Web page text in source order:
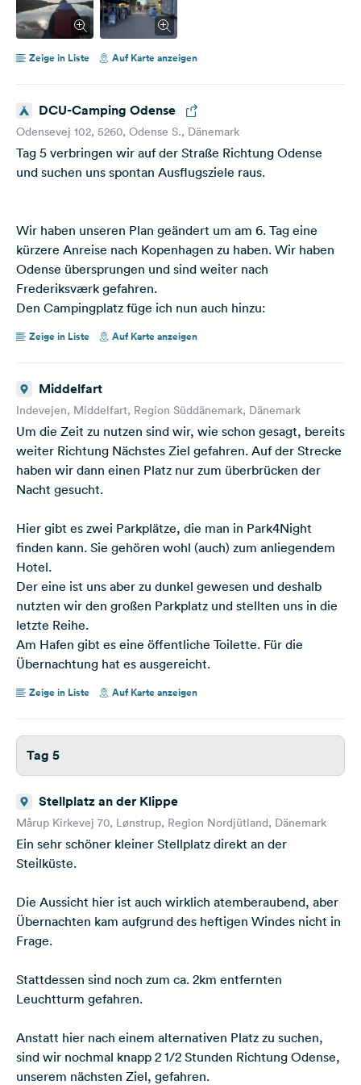
Zeige in Liste Auf Karte anzeigen
DCU-Camping Odense
Odensevej 102, 5260, Odense S., Dänemark
Tag 5 verbringen wir auf der Straße Richtung Odense
und suchen uns spontan Ausflugsziele raus.
Wir haben unseren Plan geändert um am 6. Tag eine
kürzere Anreise nach Kopenhagen zu haben. Wir haben
Odense übersprungen und sind weiter nach
Frederiksværk gefahren.
Den Campingplatz füge ich nun auch hinzu:
Zeige in Liste Auf Karte anzeigen
Middelfart
Indevejen, Middelfart, Region Süddänemark, Dänemark
Um die Zeit zu nutzen sind wir, wie schon gesagt, bereits
weiter Richtung Nächstes Ziel gefahren. Auf der Strecke
haben wir dann einen Platz nur zum überbrücken der
Nacht gesucht.
Hier gibt es zwei Parkplätze, die man in Park4Night
finden kann. Sie gehören wohl (auch) zum anliegendem
Hotel.
Der eine ist uns aber zu dunkel gewesen und deshalb
nutzten wir den großen Parkplatz und stellten uns in die
letzte Reihe.
Am Hafen gibt es eine öffentliche Toilette. Für die
Übernachtung hat es ausgereicht.
Zeige in Liste Auf Karte anzeigen
Tag 5
Stellplatz an der Klippe
Mårup Kirkevej 70, Lønstrup, Region Nordjütland, Dänemark
Ein sehr schöner kleiner Stellplatz direkt an der
Steilküste.
Die Aussicht hier ist auch wirklich atemberaubend, aber
Übernachten kam aufgrund des heftigen Windes nicht in
Frage.
Stattdessen sind noch zum ca. 2km entfernten
Leuchtturm gefahren.
Anstatt hier nach einem alternativen Platz zu suchen,
sind wir nochmal knapp 2 1/2 Stunden Richtung Odense,
unserem nächsten Ziel, gefahren.